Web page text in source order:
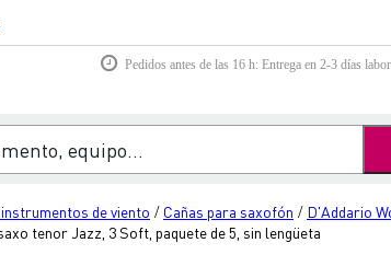
Pedidos antes de las 16 h: Entrega en 2-3 días
de viento / Cañas para saxofón / D'Addario
tenor Jazz, 3 Soft, paquete de 5, sin lengüeta